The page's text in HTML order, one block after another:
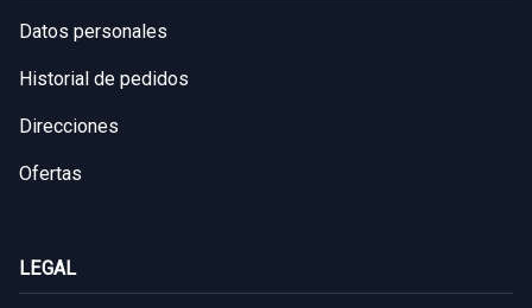
Datos personales
Historial de pedidos
Direcciones
Ofertas
LEGAL